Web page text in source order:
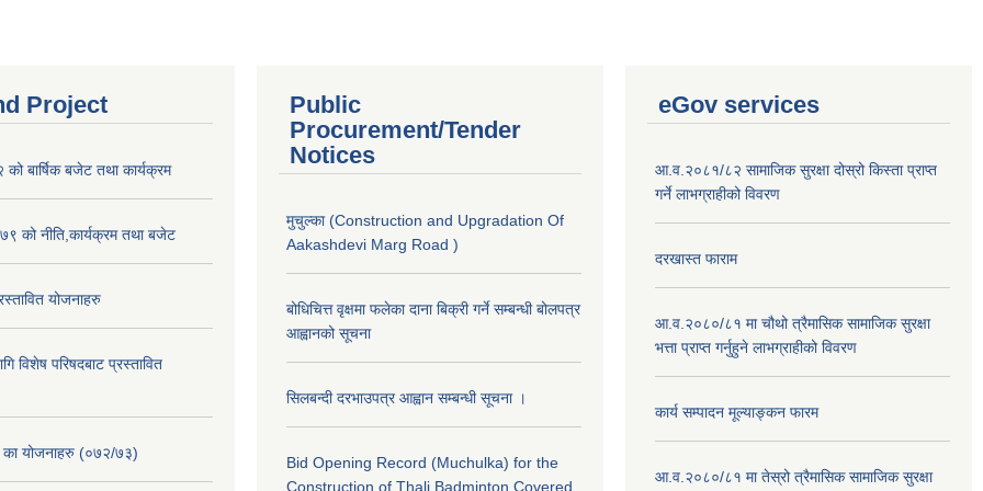
Project
बार्षिक बजेट तथा कार्यक्रम
को नीति,कार्यक्रम तथा बजेट
योजनाहरु
विशेष परिषदबाट प्रस्तावित
का योजनाहरु (०७२/७३)
Public
Procurement/Tender
Notices
मुचुल्का (Construction and Upgradation Of
Aakashdevi Marg Road )
बोधिचित्त वृक्षमा फलेका दाना बिक्री गर्ने सम्बन्धी बोलपत्र
आह्वानको सूचना
सिलबन्दी दरभाउपत्र आह्वान सम्बन्धी सूचना ।
Bid Opening Record (Muchulka) for the
Construction of Thali Badminton Covered
eGov services
आ.व.२०८१/८२ सामाजिक सुरक्षा दोस्रो किस्ता प्राप्त
गर्ने लाभग्राहीको विवरण
दरखास्त फाराम
आ.व.२०८०/८१ मा चौथो त्रैमासिक सामाजिक सुरक्षा
भत्ता प्राप्त गर्नुहुने लाभग्राहीको विवरण
कार्य सम्पादन मूल्याङ्कन फारम
आ.व.२०८०/८१ मा तेस्रो त्रैमासिक सामाजिक सुरक्षा